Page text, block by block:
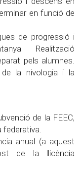
en funció de
de progressió i
Realització
pels alumnes.
la nivologia i la
de la FEEC,
federativa.
anual (a aquest
de la llicència